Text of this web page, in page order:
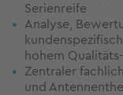
Serienreife
Analyse,
hohem
Zentraler
und